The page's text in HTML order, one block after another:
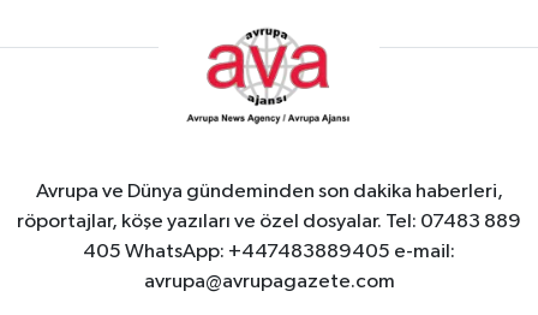
Avrupa ve Dünya gündeminden son dakika haberleri,
röportajlar, köşe yazıları ve özel dosyalar. Tel: 07483 889
405 WhatsApp: +447483889405 e-mail:
avrupa@avrupagazete.com